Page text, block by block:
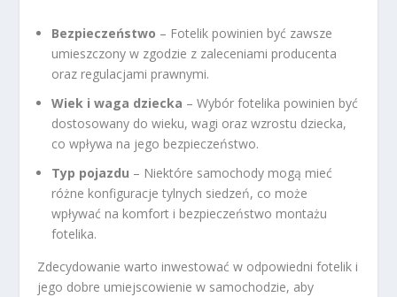
Bezpieczeństwo – Fotelik powinien być zawsze
umieszczony w zgodzie z zaleceniami producenta
oraz regulacjami prawnymi.
Wiek i waga dziecka – Wybór fotelika powinien być
dostosowany do wieku, wagi oraz wzrostu dziecka,
co wpływa na jego bezpieczeństwo.
Typ pojazdu – Niektóre samochody mogą mieć
różne konfiguracje tylnych siedzeń, co może
wpływać na komfort i bezpieczeństwo montażu
fotelika.
Zdecydowanie warto inwestować w odpowiedni fotelik i
jego dobre umiejscowienie w samochodzie, aby